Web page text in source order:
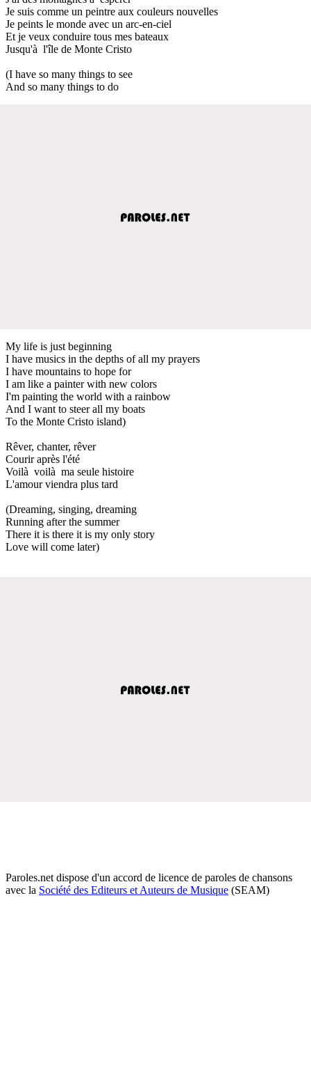
Je suis comme un peintre aux couleurs nouvelles
Je peints le monde avec un arc-en-ciel
Et je veux conduire tous mes bateaux
Jusqu'à l'île de Monte Cristo
(I have so many things to see
And so many things to do
My life is just beginning
I have musics in the depths of all my prayers
I have mountains to hope for
I am like a painter with new colors
I'm painting the world with a rainbow
And I want to steer all my boats
To the Monte Cristo island)
Rêver, chanter, rêver
Courir après l'été
Voilà voilà ma seule histoire
L'amour viendra plus tard
(Dreaming, singing, dreaming
Running after the summer
There it is there it is my only story
Love will come later)
Paroles.net dispose d'un accord de licence de paroles de chansons
avec la Société des Editeurs et Auteurs de Musique (SEAM)